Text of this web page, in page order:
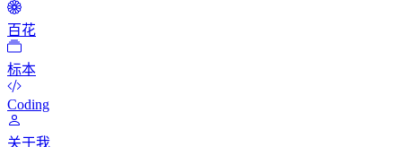
百花
标本
Coding
关于我